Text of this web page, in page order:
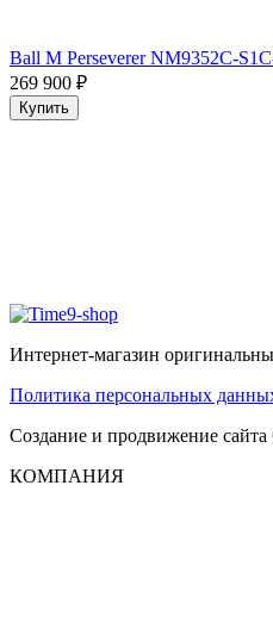
Ball M Perseverer NM9352C-
269 900 ₽
Купить
Интернет-магазин
Политика персональных
Создание и продвижение сайта
КОМПАНИЯ